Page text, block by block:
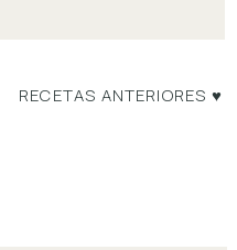
RECETAS ANTERIORES ♥